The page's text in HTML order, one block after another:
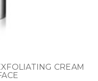
CREAM